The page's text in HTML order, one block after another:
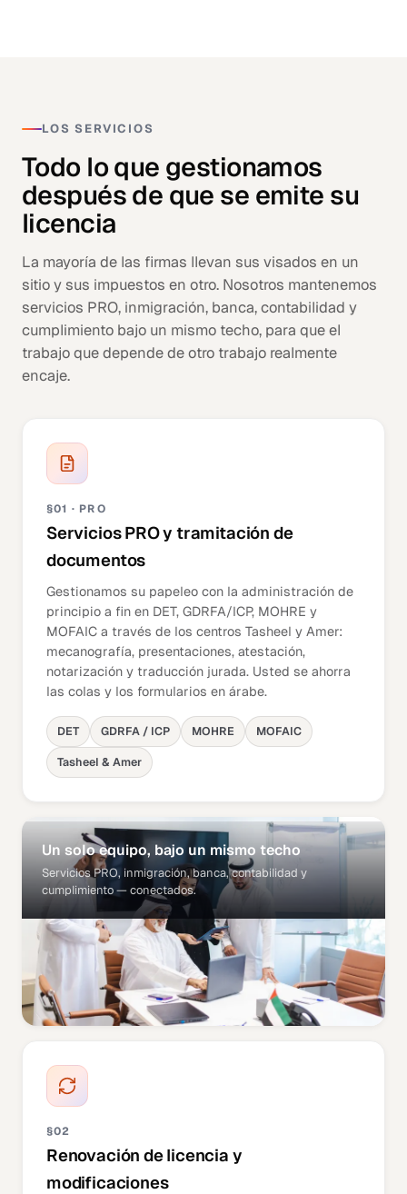
LOS SERVICIOS
Todo lo que gestionamos
después de que se emite su
licencia
La mayoría de las firmas llevan sus visados en un
sitio y sus impuestos en otro. Nosotros mantenemos
servicios PRO, inmigración, banca, contabilidad y
cumplimiento bajo un mismo techo, para que el
trabajo que depende de otro trabajo realmente
encaje.
§01 · PRO
Servicios PRO y tramitación de
documentos
Gestionamos su papeleo con la administración de
principio a fin en DET, GDRFA/ICP, MOHRE y
MOFAIC a través de los centros Tasheel y Amer:
mecanografía, presentaciones, atestación,
notarización y traducción jurada. Usted se ahorra
las colas y los formularios en árabe.
DET GDRFA / ICP MOHRE
MOFAIC
Tasheel & Amer
Un solo equipo, bajo un mismo techo
Servicios PRO, inmigración, banca, contabilidad y
cumplimiento — conectados.
§02
Renovación de licencia y
modificaciones